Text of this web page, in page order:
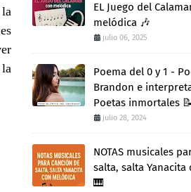
EL Juego del
melódica 🎶
julio 06, 2025
Poema del 0 y 1 -
Brandon e
Poetas inmortales
julio 28, 2024
NOTAS musicales
salta, salta
🎹